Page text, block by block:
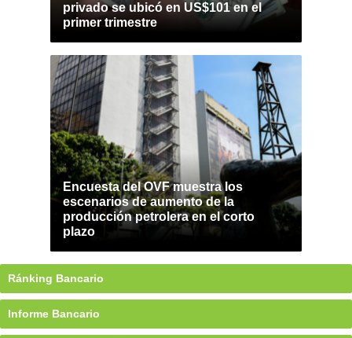
privado se ubicó en US$101 en el
primer trimestre
Encuesta del OVF muestra los
escenarios de aumento de la
producción petrolera en el corto
plazo
Ránking Bancario
Informe Bancario